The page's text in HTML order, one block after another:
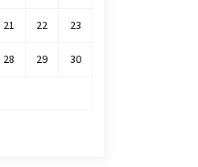
21 22 23
28 29 30